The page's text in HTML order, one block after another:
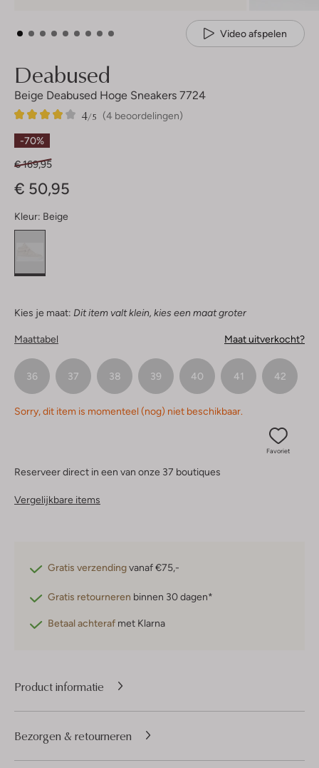
Video afspelen
Deabused
Beige Deabused Hoge Sneakers 7724
(4 beoordelingen)
4/5
4
4
Sterren
-70%
€ 169,95
€ 50,95
Kleur: Beige
Kies je maat: Dit item valt klein, kies een maat groter
Maattabel Maat uitverkocht?
36 37 38 39 40 41 42
Sorry, dit item is momenteel (nog) niet beschikbaar.
Favoriet
Reserveer direct in een van onze 37 boutiques
Vergelijkbare items
Gratis verzendingvanaf €75,-
Gratis retourneren binnen 30 dagen*
Betaal achteraf met Klarna
Product informatie
Bezorgen & retourneren